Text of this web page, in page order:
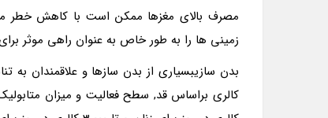
مصرف بالای مغزها ممکن است با کاهش خطر
زمینی ها را به طور خاص به عنوان راهی موثر
بدن سازیبسیاری از بدن سازها و علاقمندان به